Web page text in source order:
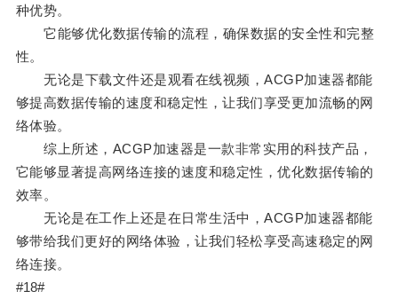
种优势。
它能够优化数据传输的流程，确保数据的安全性和完整
性。
无论是下载文件还是观看在线视频，ACGP加速器都能
够提高数据传输的速度和稳定性，让我们享受更加流畅的网
络体验。
综上所述，ACGP加速器是一款非常实用的科技产品，
它能够显著提高网络连接的速度和稳定性，优化数据传输的
效率。
无论是在工作上还是在日常生活中，ACGP加速器都能
够带给我们更好的网络体验，让我们轻松享受高速稳定的网
络连接。
#18#